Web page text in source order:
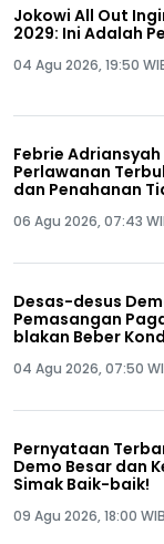
Jokowi All Out
2029: Ini Adalah
04 Agu 2026, 19:50
Febrie Adriansyah
Perlawanan
dan Penahanan
06 Agu 2026, 07:43
Desas-desus
Pemasangan
blakan Beber
04 Agu 2026, 07:50
Pernyataan
Demo Besar dan
Simak Baik-baik!
09 Agu 2026, 18:00 WIB